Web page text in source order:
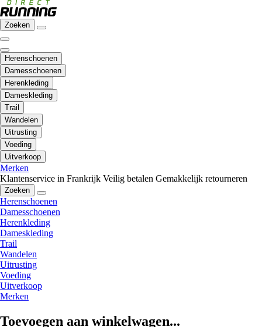
Zoeken
Herenschoenen
Damesschoenen
Herenkleding
Dameskleding
Trail
Wandelen
Uitrusting
Voeding
Uitverkoop
Merken
Klantenservice in Frankrijk Veilig betalen Gemakkelijk retourneren
Zoeken
Herenschoenen
Damesschoenen
Herenkleding
Dameskleding
Trail
Wandelen
Uitrusting
Voeding
Uitverkoop
Merken
Toevoegen aan winkelwagen...